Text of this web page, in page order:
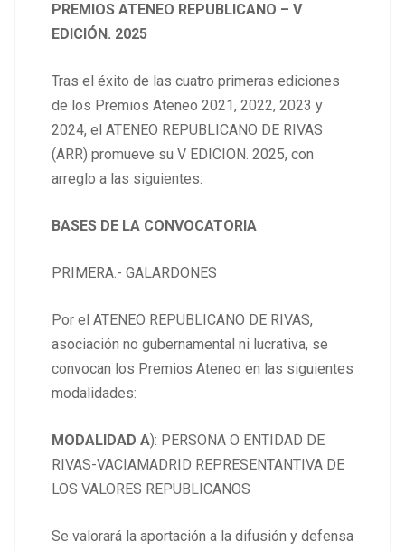
PREMIOS ATENEO REPUBLICANO – V
EDICIÓN. 2025
Tras el éxito de las cuatro primeras ediciones
de los Premios Ateneo 2021, 2022, 2023 y
2024, el ATENEO REPUBLICANO DE RIVAS
(ARR) promueve su V EDICION. 2025, con
arreglo a las siguientes:
BASES DE LA CONVOCATORIA
PRIMERA.- GALARDONES
Por el ATENEO REPUBLICANO DE RIVAS,
asociación no gubernamental ni lucrativa, se
convocan los Premios Ateneo en las siguientes
modalidades:
MODALIDAD A): PERSONA O ENTIDAD DE
RIVAS-VACIAMADRID REPRESENTANTIVA DE
LOS VALORES REPUBLICANOS
Se valorará la aportación a la difusión y defensa